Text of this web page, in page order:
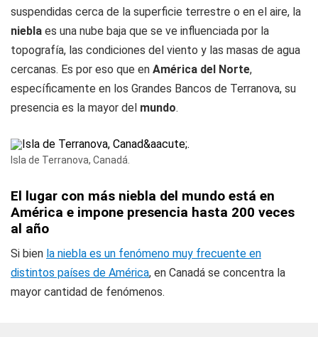
suspendidas cerca de la superficie terrestre o en el aire, la
niebla es una nube baja que se ve influenciada por la
topografía, las condiciones del viento y las masas de agua
cercanas. Es por eso que en América del Norte,
específicamente en los Grandes Bancos de Terranova, su
presencia es la mayor del mundo.
Isla de Terranova, Canadá.
El lugar con más niebla del mundo está en
América e impone presencia hasta 200 veces
al año
Si bien la niebla es un fenómeno muy frecuente en
distintos países de América, en Canadá se concentra la
mayor cantidad de fenómenos.